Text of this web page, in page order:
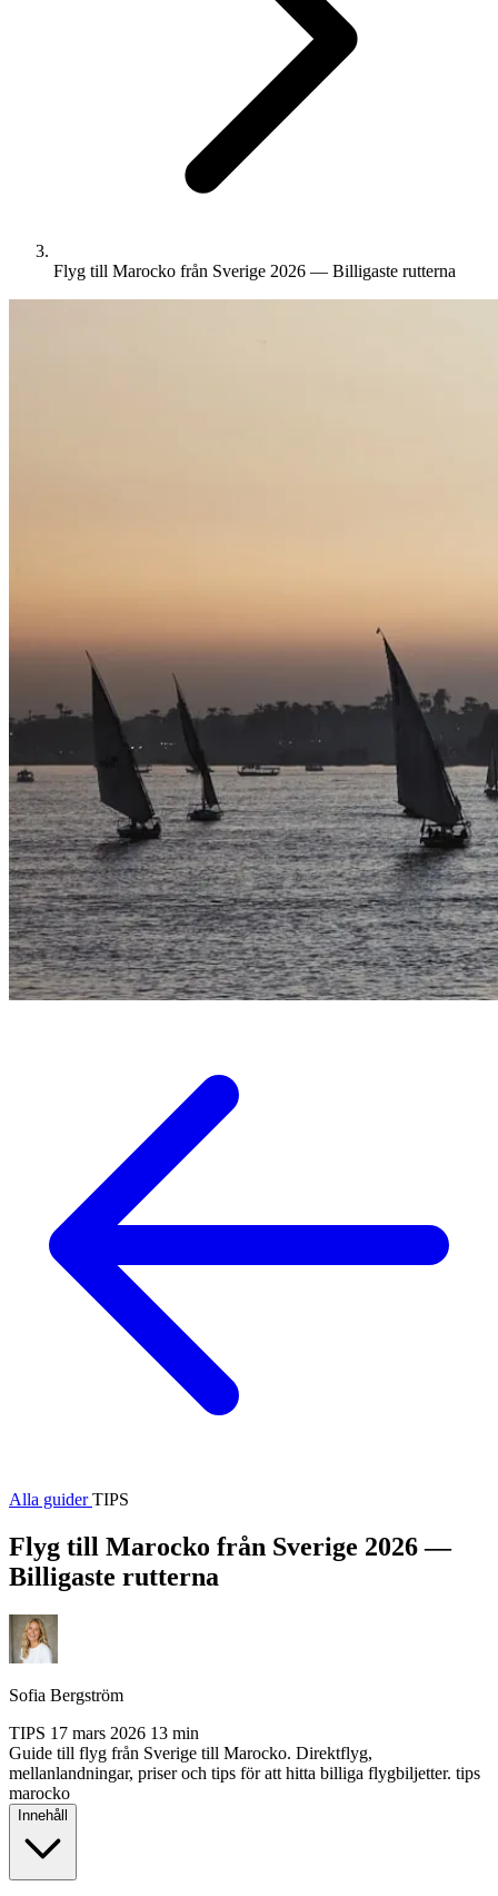
Flyg till Marocko från Sverige 2026 — Billigaste rutterna
Alla guiderTIPS
Flyg till Marocko från Sverige 2026 —
Billigaste rutterna
Sofia Bergström
TIPS 17 mars 2026 13 min
Guide till flyg från Sverige till Marocko. Direktflyg,
mellanlandningar, priser och tips för att hitta billiga flygbiljetter. tips
marocko
Innehåll